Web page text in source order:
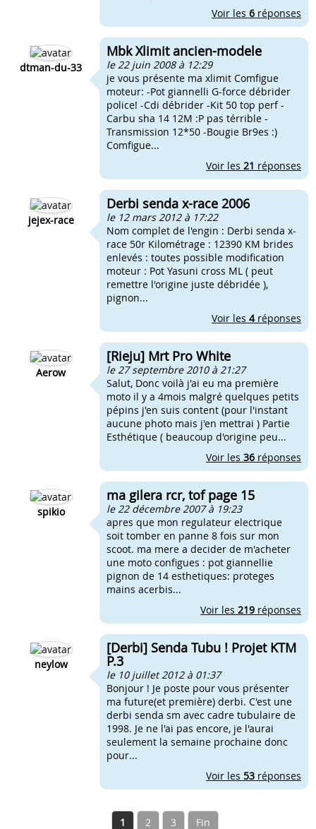
Voir les 6 réponses
dtman-du-33
Mbk Xlimit ancien-modele
le 22 juin 2008 à 12:29
je vous présente ma xlimit Comfigue
moteur: -Pot giannelli G-force débrider
police! -Cdi débrider -Kit 50 top perf -
Carbu sha 14 12M :P pas térrible -
Transmission 12*50 -Bougie Br9es :)
Comfigue...
Voir les 21 réponses
jejex-race
Derbi senda x-race 2006
le 12 mars 2012 à 17:22
Nom complet de l'engin : Derbi senda x-
race 50r Kilométrage : 12390 KM brides
enlevés : toutes possible modification
moteur : Pot Yasuni cross ML ( peut
remettre l'origine juste débridée ),
pignon...
Voir les 4réponses
Aerow
[Rieju] Mrt Pro White
le 27 septembre 2010 à 21:27
Salut, Donc voilà j'ai eu ma première
moto il y a 4mois malgré quelques petits
pépins j'en suis content (pour l'instant
aucune photo mais j'en mettrai ) Partie
Esthétique ( beaucoup d'origine peu...
Voir les 36 réponses
spikio
ma gilera rcr, tof page 15
le 22 décembre 2007 à 19:23
apres que mon regulateur electrique
soit tomber en panne 8 fois sur mon
scoot. ma mere a decider de m'acheter
une moto configues : pot giannellie
pignon de 14 esthetiques: proteges
mains acerbis...
Voir les 219 réponses
neylow
[Derbi] Senda Tubu ! Projet KTM
P.3
le 10 juillet 2012 à 01:37
Bonjour ! Je poste pour vous présenter
ma future(et première) derbi. C'est une
derbi senda sm avec cadre tubulaire de
1998. Je ne l'ai pas encore, je l'aurai
seulement la semaine prochaine donc
pour...
Voir les 53 réponses
1 2 3 Fin